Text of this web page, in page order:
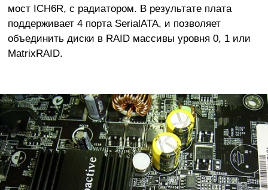
мост ICH6R, с радиатором. В результате плата
поддерживает 4 порта SerialATA, и позволяет
объединить диски в RAID массивы уровня 0, 1 или
MatrixRAID.